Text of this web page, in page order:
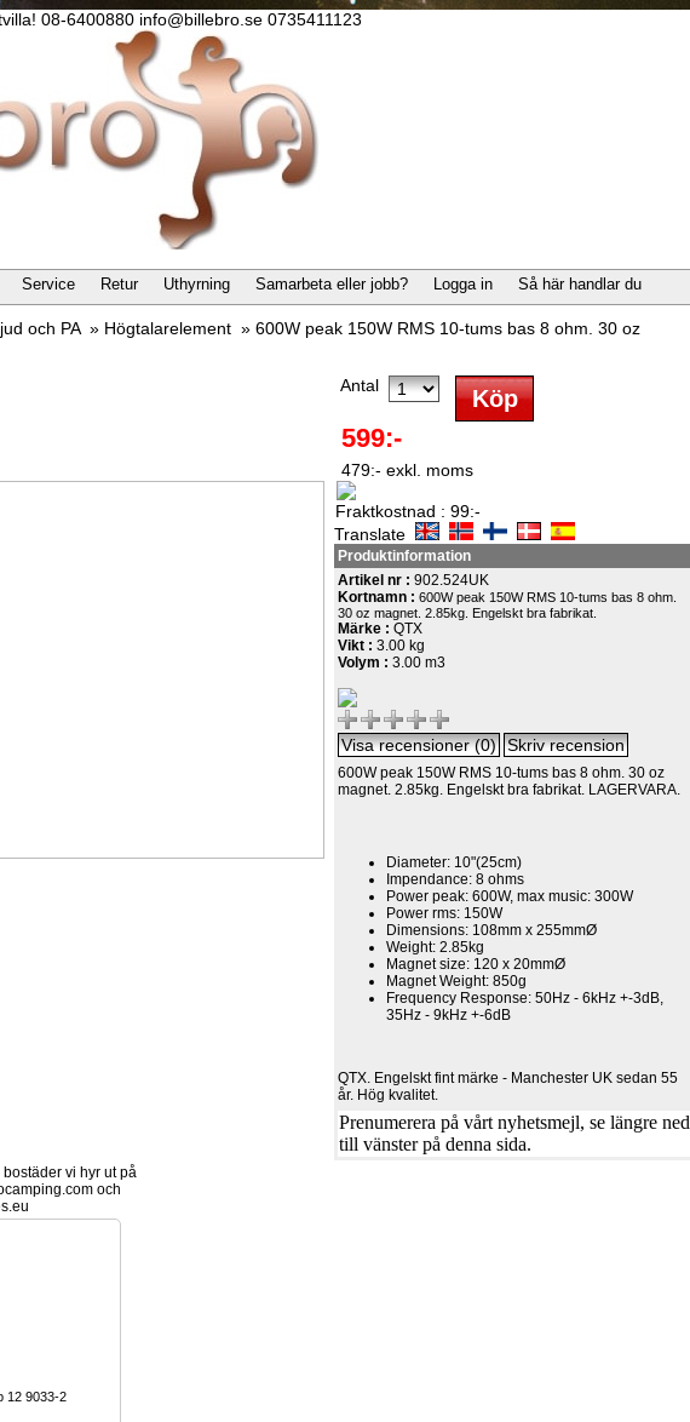
08-6400880 info@billebro.se 0735411123
Service Retur Uthyrning Samarbeta eller jobb? Logga in Så här handlar du
och PA» Högtalarelement »600W peak 150W RMS 10-tums bas 8 ohm. 30 oz
Antal
599:-
479:- exkl. moms
Fraktkostnad : 99:-
Translate
Produktinformation
Artikel nr :902.524UK
Kortnamn :600W peak 150W RMS 10-tums bas 8 ohm.
30 oz magnet. 2.85kg. Engelskt bra fabrikat.
Märke :QTX
Vikt :3.00 kg
Volym :3.00 m3
600W peak 150W RMS 10-tums bas 8 ohm. 30 oz
magnet. 2.85kg. Engelskt bra fabrikat. LAGERVARA.
Diameter: 10"(25cm)
Impendance: 8 ohms
Power peak: 600W, max music: 300W
Power rms: 150W
Dimensions: 108mm x 255mmØ
Weight: 2.85kg
Magnet size: 120 x 20mmØ
Magnet Weight: 850g
Frequency Response: 50Hz - 6kHz +-3dB,
35Hz - 9kHz +-6dB
QTX. Engelskt fint märke - Manchester UK sedan 55
år. Hög kvalitet.
Prenumerera på vårt nyhetsmejl, se längre ned
till vänster på denna sida.
vi hyr ut på
och
12 9033-2